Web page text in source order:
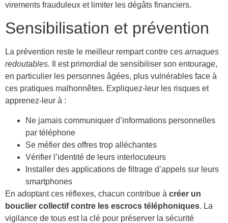
virements frauduleux et limiter les dégâts financiers.
Sensibilisation et prévention
La prévention reste le meilleur rempart contre ces arnaques
redoutables. Il est primordial de sensibiliser son entourage,
en particulier les personnes âgées, plus vulnérables face à
ces pratiques malhonnêtes. Expliquez-leur les risques et
apprenez-leur à :
Ne jamais communiquer d’informations personnelles
par téléphone
Se méfier des offres trop alléchantes
Vérifier l’identité de leurs interlocuteurs
Installer des applications de filtrage d’appels sur leurs
smartphones
En adoptant ces réflexes, chacun contribue à créer un
bouclier collectif contre les escrocs téléphoniques. La
vigilance de tous est la clé pour préserver la sécurité